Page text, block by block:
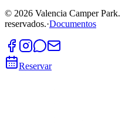
© 2026 Valencia Camper Park.
reservados.·Documentos
Reservar